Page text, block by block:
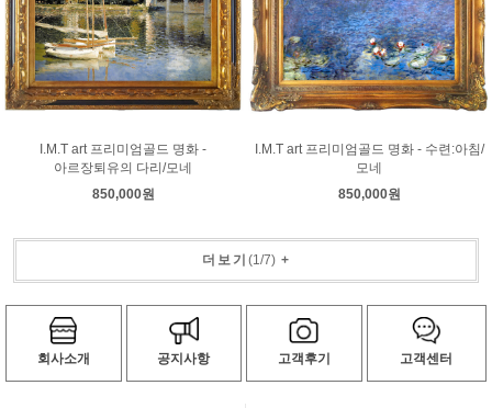
I.M.T art 프리미엄골드 명화 -
아르장퇴유의 다리/모네
850,000원
I.M.T art 프리미엄골드 명화 - 수련:아침/
모네
850,000원
더보기 (1/7)+
회사소개 공지사항 고객후기 고객센터